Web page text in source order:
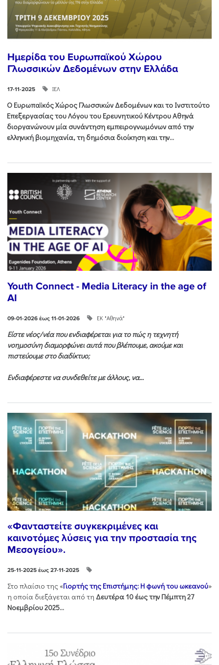
Ημερίδα του Ευρωπαϊκού Χώρου
Γλωσσικών Δεδομένων στην Ελλάδα
17-11-2025 ΙΕΛ
Ο Ευρωπαϊκός Χώρος Γλωσσικών Δεδομένων και το Ινστιτούτο
Επεξεργασίας του Λόγου του Ερευνητικού Κέντρου Αθηνά
διοργανώνουν μία συνάντηση εμπειρογνωμόνων από την
ελληνική βιομηχανία, τη δημόσια διοίκηση και την...
Youth Connect - Media Literacy in the age of
AI
09-01-2026 έως 11-01-2026 ΕΚ "Αθηνά"
Είστε νέος/νέα που ενδιαφέρεται για το πώς η τεχνητή
νοημοσύνη διαμορφώνει αυτά που βλέπουμε, ακούμε και
πιστεύουμε στο διαδίκτυο;
Ενδιαφέρεστε να συνδεθείτε με άλλους, να...
«Φανταστείτε συγκεκριμένες και
καινοτόμες λύσεις για την προστασία της
Μεσογείου».
25-11-2025 έως 27-11-2025
Στo πλαίσιo της «Γιορτής της Επιστήμης: Η φωνή του ωκεανού»
η οποία διεξάγεται από τη Δευτέρα 10 έως την Πέμπτη 27
Νοεμβρίου 2025...